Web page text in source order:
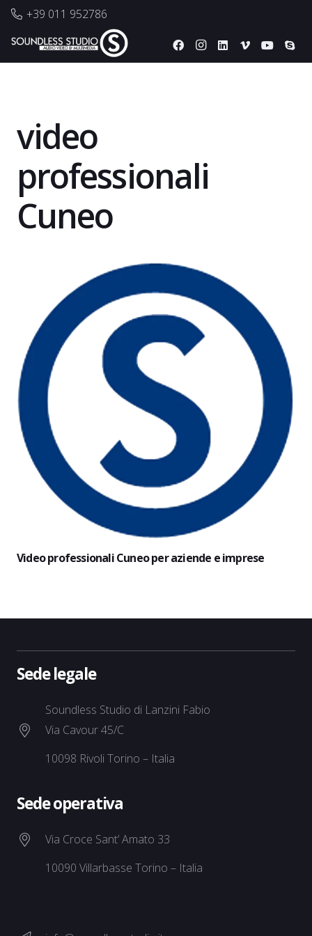
+39 011 952786
video
professionali
Cuneo
Video professionali Cuneo per aziende e imprese
Sede legale
Soundless Studio di Lanzini Fabio
Via Cavour 45/C
10098 Rivoli Torino – Italia
Sede operativa
Via Croce Sant’ Amato 33
10090 Villarbasse Torino – Italia